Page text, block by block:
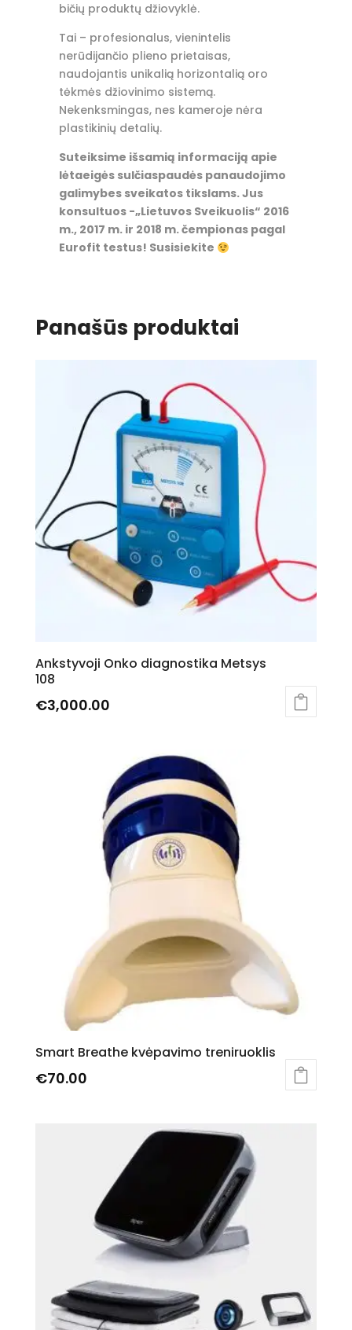
bičių produktų džiovyklė.
Tai – profesionalus, vienintelis
nerūdijančio plieno prietaisas,
naudojantis unikalią horizontalią oro
tėkmės džiovinimo sistemą.
Nekenksmingas, nes kameroje nėra
plastikinių detalių.
Suteiksime išsamią informaciją apie
lėtaeigės sulčiaspaudės panaudojimo
galimybes sveikatos tikslams. Jus
konsultuos -„Lietuvos Sveikuolis“ 2016
m., 2017 m. ir 2018 m. čempionas pagal
Eurofit testus! Susisiekite
Panašūs produktai
Ankstyvoji Onko diagnostika Metsys
108
€3,000.00
Smart Breathe kvėpavimo treniruoklis
€70.00